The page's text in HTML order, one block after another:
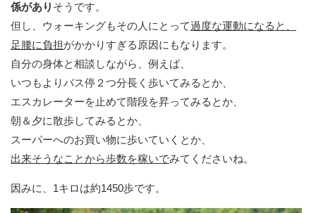
係があり そうです。
但し、ウォーキングもその人にとって過度な運動になると、
足腰に負担がかかりすぎる原因にもなります。
自分の身体と相談しながら、例えば、
いつもよりバス停２つ分長く歩いてみるとか、
エスカレーターを止めて階段を昇ってみるとか、
朝＆夕に散歩してみるとか、
スーパーへのお買い物に歩いていくとか、
出来そうなことから歩数を稼いでみてくださいね。
因みに、1キロは約1450歩です。